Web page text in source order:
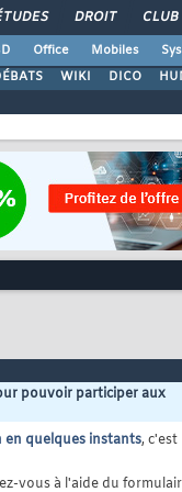
DROIT CLUB
Office Mobiles
WIKI DICO
pouvoir participer aux
en quelques instants, c'est
vous à l'aide du